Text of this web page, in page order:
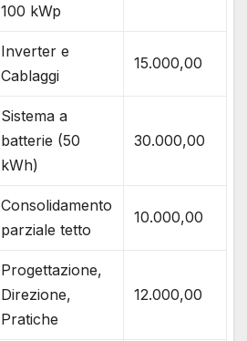
100 kWp
Inverter e
Cablaggi
15.000,00
Sistema a
batterie (50
kWh)
30.000,00
Consolidamento
parziale tetto
10.000,00
Progettazione,
Direzione,
Pratiche
12.000,00